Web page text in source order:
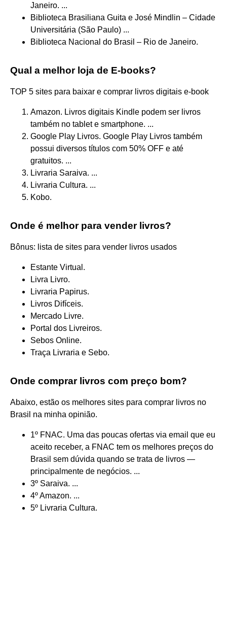
Janeiro. ...
Biblioteca Brasiliana Guita e José Mindlin – Cidade
Universitária (São Paulo) ...
Biblioteca Nacional do Brasil – Rio de Janeiro.
Qual a melhor loja de E-books?
TOP 5 sites para baixar e comprar livros digitais e-book
Amazon. Livros digitais Kindle podem ser livros
também no tablet e smartphone. ...
Google Play Livros. Google Play Livros também
possui diversos títulos com 50% OFF e até
gratuitos. ...
Livraria Saraiva. ...
Livraria Cultura. ...
Kobo.
Onde é melhor para vender livros?
Bônus: lista de sites para vender livros usados
Estante Virtual.
Livra Livro.
Livraria Papirus.
Livros Difíceis.
Mercado Livre.
Portal dos Livreiros.
Sebos Online.
Traça Livraria e Sebo.
Onde comprar livros com preço bom?
Abaixo, estão os melhores sites para comprar livros no
Brasil na minha opinião.
1º FNAC. Uma das poucas ofertas via email que eu
aceito receber, a FNAC tem os melhores preços do
Brasil sem dúvida quando se trata de livros —
principalmente de negócios. ...
3º Saraiva. ...
4º Amazon. ...
5º Livraria Cultura.